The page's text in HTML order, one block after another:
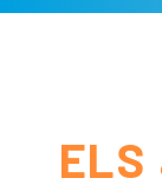
الجامعي لمقاطعة ELS